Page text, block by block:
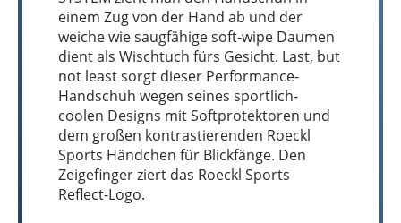
einem Zug von der Hand ab und der
weiche wie saugfähige soft-wipe Daumen
dient als Wischtuch fürs Gesicht. Last, but
not least sorgt dieser Performance-
Handschuh wegen seines sportlich-
coolen Designs mit Softprotektoren und
dem großen kontrastierenden Roeckl
Sports Händchen für Blickfänge. Den
Zeigefinger ziert das Roeckl Sports
Reflect-Logo.